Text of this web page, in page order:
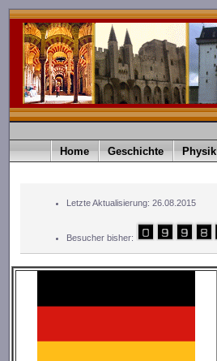
Home Geschichte Physik
Letzte Aktualisierung: 26.08.2015
Besucher bisher: